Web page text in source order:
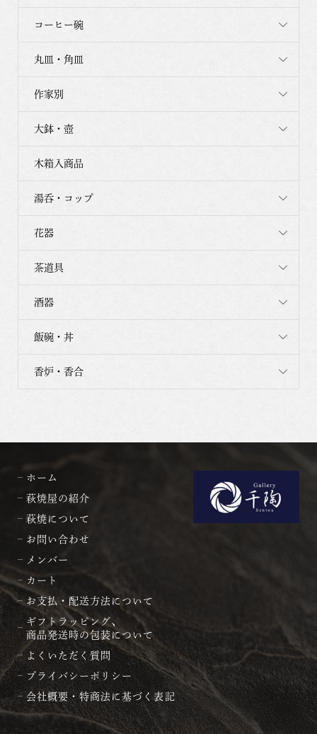
コーヒー碗
丸皿・角皿
作家別
大鉢・壺
木箱入商品
湯呑・コップ
花器
茶道具
酒器
飯碗・丼
香炉・香合
ホーム
萩焼屋の紹介
萩焼について
お問い合わせ
メンバー
カート
お支払・配送方法について
ギフトラッピング、
商品発送時の包装について
よくいただく質問
プライバシーポリシー
会社概要・特商法に基づく表記